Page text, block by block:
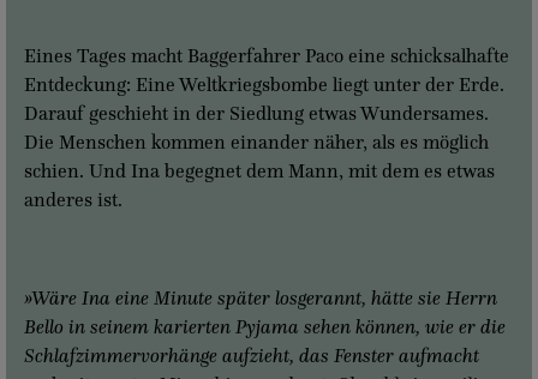
Eines Tages macht Baggerfahrer Paco eine schicksalhafte
Entdeckung: Eine Weltkriegsbombe liegt unter der Erde.
Darauf geschieht in der Siedlung etwas Wundersames.
Die Menschen kommen einander näher, als es möglich
schien. Und Ina begegnet dem Mann, mit dem es etwas
anderes ist.
»Wäre Ina eine Minute später losgerannt, hätte sie Herrn
Bello in seinem karierten Pyjama sehen können, wie er die
Schlafzimmervorhänge aufzieht, das Fenster aufmacht